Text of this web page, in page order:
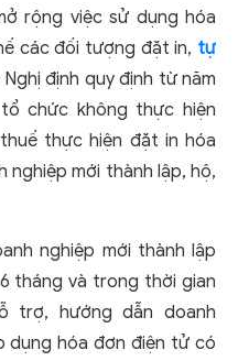
rộng việc sử dụng hóa
các đối tượng đặt in, tự
định quy định từ năm
chức không thực hiện
thực hiện đặt in hóa
nghiệp mới thành lập, hộ,
nghiệp mới thành lập
tháng và trong thời gian
trợ, hướng dẫn doanh
dụng hóa đơn điện tử có